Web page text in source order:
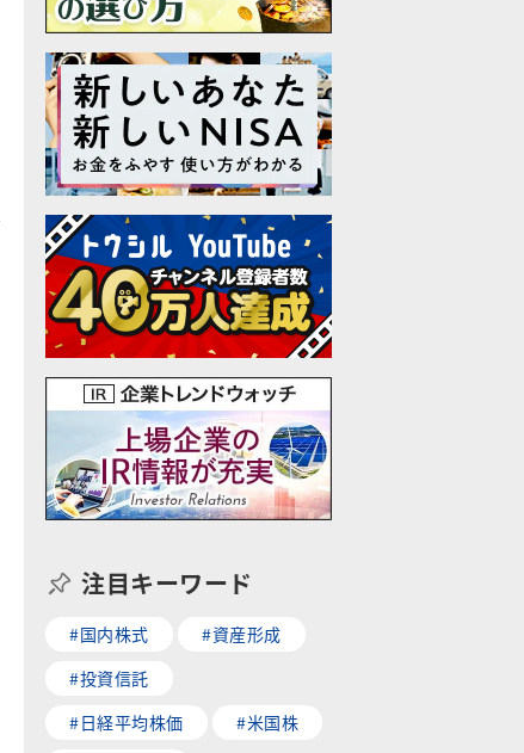
注目キーワード
#国内株式
#資産形成
#投資信託
#日経平均株価
#米国株